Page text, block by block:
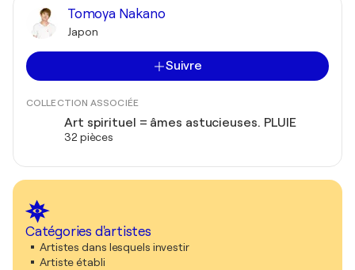
Tomoya Nakano
Japon
Suivre
COLLECTION ASSOCIÉE
Art spirituel = âmes astucieuses. PLUIE
32 pièces
Catégories d'artistes
Artistes dans lesquels investir
Artiste établi